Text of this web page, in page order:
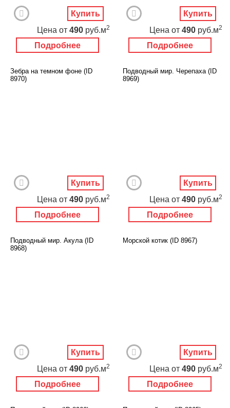
Подробнее
Цена от 490 руб.м2
Купить
Подробнее
Цена от 490 руб.м2
Купить
Зебра на темном фоне (ID
8970)
Подробнее
Цена от 490 руб.м2
Купить
Подводный мир. Черепаха (ID
8969)
Подробнее
Цена от 490 руб.м2
Купить
Подводный мир. Акула (ID
8968)
Подробнее
Цена от 490 руб.м2
Купить
Морской котик (ID 8967)
Подробнее
Цена от 490 руб.м2
Купить